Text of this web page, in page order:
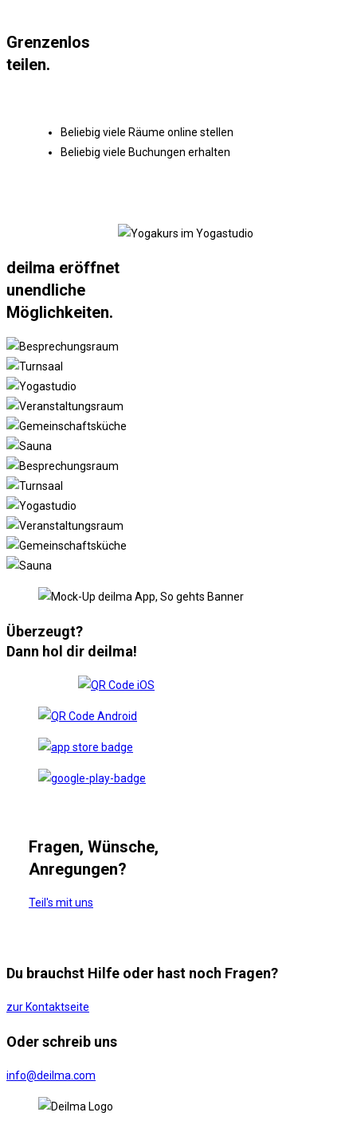
Grenzenlos
teilen.
Beliebig viele Räume online stellen
Beliebig viele Buchungen erhalten
deilma eröffnet
unendliche
Möglichkeiten.
Überzeugt?
Dann hol dir deilma!
Fragen, Wünsche,
Anregungen?
Teil's mit uns
Du brauchst Hilfe oder hast noch Fragen?
zur Kontaktseite
Oder schreib uns
info@deilma.com